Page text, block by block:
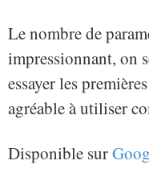
Le nombre de
impressionnant, on
essayer les
agréable à utiliser
Disponible sur